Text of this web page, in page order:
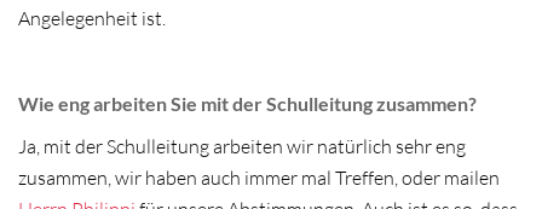
Angelegenheit ist.
Wie eng arbeiten Sie mit der Schulleitung zusammen?
Ja, mit der Schulleitung arbeiten wir natürlich sehr eng
zusammen, wir haben auch immer mal Treffen, oder mailen